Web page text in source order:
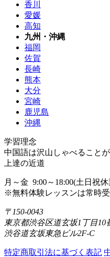
香川
愛媛
高知
九州・沖縄
福岡
佐賀
長崎
熊本
大分
宮崎
鹿児島
沖縄
学習理念
中国語は沢山しゃべることが
上達の近道
月～金 9:00～18:00(土日祝
※無料体験レッスンは常時
〒150-0043
東京都渋谷区道玄坂1丁目10
渋谷道玄坂東急ビル2F-C
特定商取引法に基づく表記